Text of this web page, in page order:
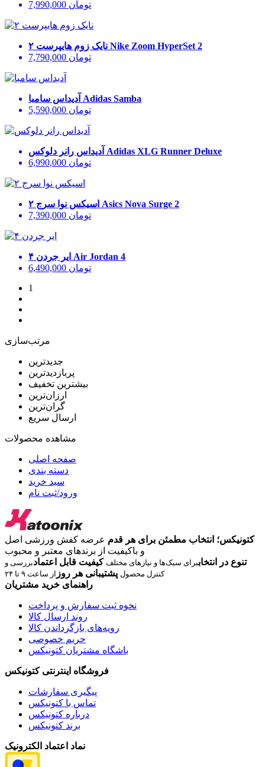
7,990,000 تومان
نایک زوم هایپرست ۲ Nike Zoom HyperSet 2
7,790,000 تومان
آدیداس سامبا Adidas Samba
5,590,000 تومان
آدیداس رانر دلوکس Adidas XLG Runner Deluxe
6,990,000 تومان
اسیکس نوا سرج ۲ Asics Nova Surge 2
7,390,000 تومان
ایر جردن ۴ Air Jordan 4
6,490,000 تومان
1
مرتب‌سازی
جدیدترین
پربازدیدترین
بیشترین تخفیف
ارزان‌ترین
گران‌ترین
ارسال سریع
مشاهده محصولات
صفحه اصلی
دسته بندی
سبد خرید
ورود/ثبت نام
کتونیکس؛ انتخاب مطمئن برای هر قدم عرضه کفش ورزشی اصل
و باکیفیت از برندهای معتبر و محبوب
تنوع در انتخاببرای سبک‌ها و نیازهای مختلف کیفیت قابل اعتمادبررسی و
کنترل محصول پشتیبانی هر روز از ساعت ۹ تا ۲۴
راهنمای خرید مشتریان
نحوه ثبت سفارش و پرداخت
روند ارسال کالا
رویه‌های بازگرداندن کالا
حریم خصوصی
باشگاه مشتریان کتونیکس
فروشگاه اینترنتی کتونیکس
پیگیری سفارشات
تماس با کتونیکس
درباره کتونیکس
برند کتونیکس
نماد اعتماد الکترونیک